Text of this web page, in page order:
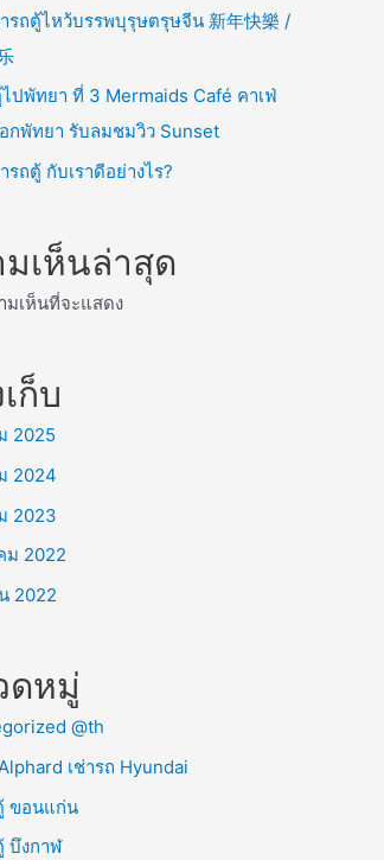
ารถตู้ไหว้บรรพบุรุษตรุษจีน 新年快樂 /
ไปพัทยา ที่ 3 Mermaids Café คาเฟ่
อกพัทยา รับลมชมวิว Sunset
รถตู้ กับเราดีอย่างไร?
เห็นล่าสุด
มเห็นที่จะแสดง
ก็บ
2025
2024
2023
ม 2022
2022
ดหมู่
@th
เช่ารถ Hyundai
ขอนแก่น
บึงกาฬ